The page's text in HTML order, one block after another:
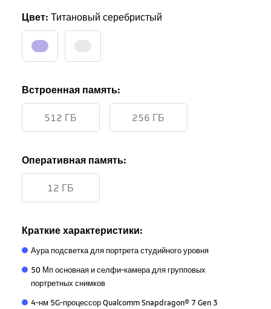
Цвет: Титановый серебристый
Встроенная память:
512 ГБ 256 ГБ
Оперативная память:
12 ГБ
Краткие характеристики:
Аура подсветка для портрета студийного уровня
50 Мп основная и селфи-камера для групповых
портретных снимков
4-нм 5G-процессор Qualcomm Snapdragon® 7 Gen 3